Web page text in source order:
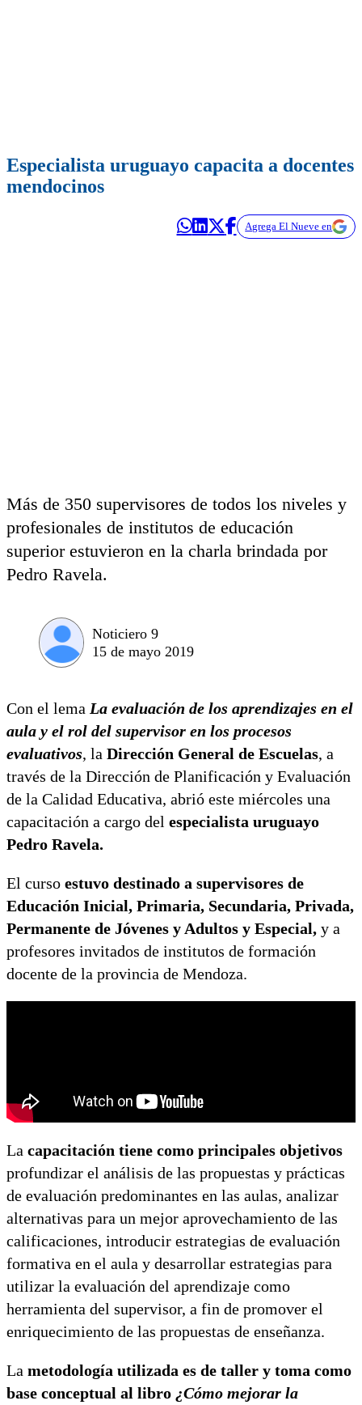
Especialista uruguayo capacita a docentes
mendocinos
Agrega El Nueve en
Más de 350 supervisores de todos los niveles y
profesionales de institutos de educación
superior estuvieron en la charla brindada por
Pedro Ravela.
Noticiero 9
15 de mayo 2019
Con el lema La evaluación de los aprendizajes en el
aula y el rol del supervisor en los procesos
evaluativos, la Dirección General de Escuelas, a
través de la Dirección de Planificación y Evaluación
de la Calidad Educativa, abrió este miércoles una
capacitación a cargo del especialista uruguayo
Pedro Ravela.
El curso estuvo destinado a supervisores de
Educación Inicial, Primaria, Secundaria, Privada,
Permanente de Jóvenes y Adultos y Especial, y a
profesores invitados de institutos de formación
docente de la provincia de Mendoza.
La capacitación tiene como principales objetivos
profundizar el análisis de las propuestas y prácticas
de evaluación predominantes en las aulas, analizar
alternativas para un mejor aprovechamiento de las
calificaciones, introducir estrategias de evaluación
formativa en el aula y desarrollar estrategias para
utilizar la evaluación del aprendizaje como
herramienta del supervisor, a fin de promover el
enriquecimiento de las propuestas de enseñanza.
La metodología utilizada es de taller y toma como
base conceptual al libro ¿Cómo mejorar la